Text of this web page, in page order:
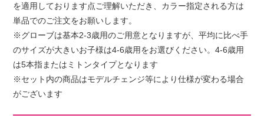
を適用しております点ご理解いただき、カラー指定される方は
単品でのご注文をお願いします。
※グローブは基本2-3歳用のご用意となりますが、平均に比べ手
のサイズが大きいお子様は4-6歳用をお選びください。4-6歳用
は5本指またはミトンタイプとなります
※セット内の商品はモデルチェンジ等により仕様が変わる場合
がございます